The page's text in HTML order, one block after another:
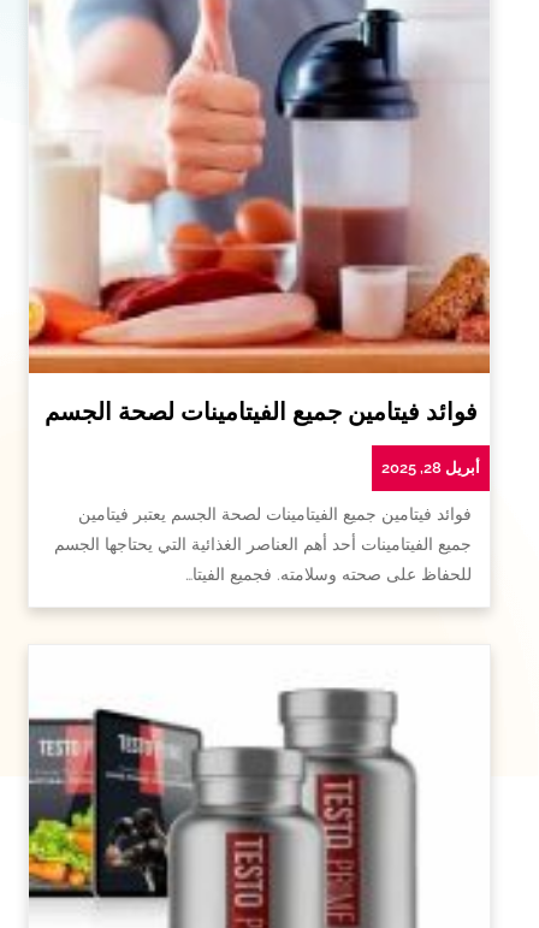
فوائد فيتامين جميع الفيتامينات لصحة الجسم
أبريل 28, 2025
فوائد فيتامين جميع الفيتامينات لصحة الجسم يعتبر فيتامين
جميع الفيتامينات أحد أهم العناصر الغذائية التي يحتاجها الجسم
للحفاظ على صحته وسلامته. فجميع الفيتا…